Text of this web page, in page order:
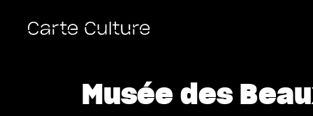
Musée des